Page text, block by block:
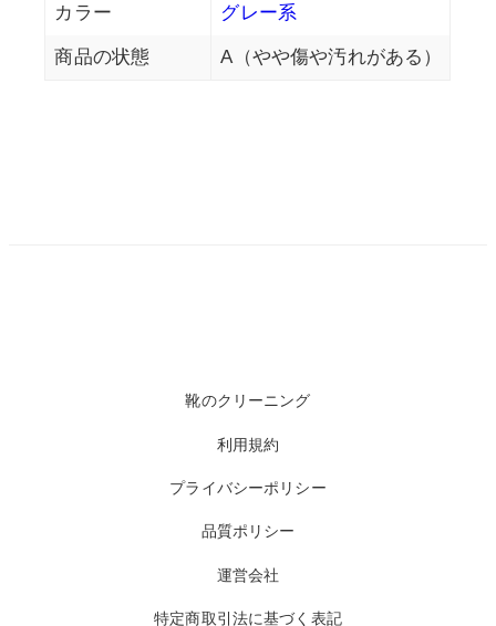
カラー グレー系
商品の状態 A（やや傷や汚れがある）
靴のクリーニング
利用規約
プライバシーポリシー
品質ポリシー
運営会社
特定商取引法に基づく表記